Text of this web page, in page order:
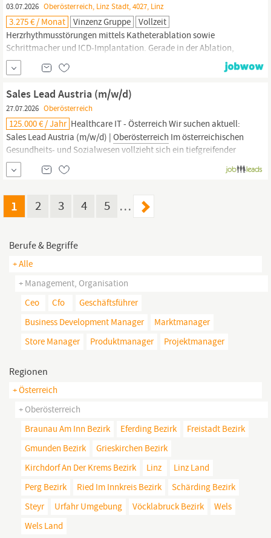
03.07.2026 Oberösterreich, Linz Stadt, 4027, Linz
3.275 € / Monat Vinzenz Gruppe
Vollzeit
Herzrhythmusstörungen mittels Katheterablation sowie
Schrittmacher und ICD-Implantation. Gerade in der Ablation,
Implantation und im Bereich des Lungenhochdrucks gehören wir
zu den größten Abteilungen in Österreich. Bei der Akutversorgung
von Herzinfarkten ist unsere Abteilung der größte Versorger in
Oberösterreich.Unterstützen Sie das bestehende...
Sales Lead Austria (m/w/d)
27.07.2026 Oberösterreich
125.000 € / Jahr Healthcare IT - Österreich Wir suchen aktuell:
Sales Lead Austria (m/w/d) | Oberösterreich Im österreichischen
Gesundheits- und Sozialwesen vollzieht sich ein tiefgreifender
Digitalisierungsschub - und unser Klient ist mittendrin: als einer
der renommiertesten IT-Spezialisten für Krankenhäuser,
1 2 3 4 5 …
Berufe & Begriffe
+ Alle
+ Management, Organisation
Ceo
Cfo
Geschäftsführer
Business Development Manager
Marktmanager
Store Manager
Produktmanager Projektmanager
Regionen
+ Österreich
+ Oberösterreich
Braunau Am Inn Bezirk
Eferding Bezirk
Freistadt Bezirk
Gmunden Bezirk
Grieskirchen Bezirk
Kirchdorf An Der Krems Bezirk
Linz
Linz Land
Perg Bezirk
Ried Im Innkreis Bezirk
Schärding Bezirk
Steyr
Urfahr Umgebung Vöcklabruck Bezirk
Wels
Wels Land